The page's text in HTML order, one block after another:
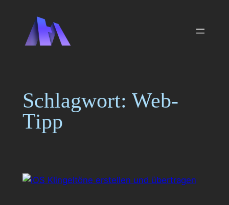
springen
Schlagwort: Web-
Tipp